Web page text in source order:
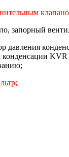
запорный
давления
конденсации